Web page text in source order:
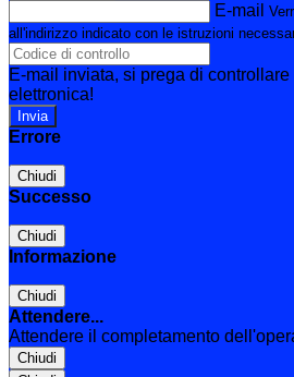
E-mail
all'indirizzo indicato con le istruzioni
E-mail inviata, si prega di
elettronica!
Errore
Chiudi
Successo
Chiudi
Informazione
Chiudi
Attendere...
Attendere il completamento
Chiudi